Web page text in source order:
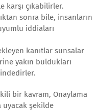
karşı çıkabilirler.
sonra bile, insanların
iddiaları
kanıtlar sunsalar
yakın buldukları
bir kavram, Onaylama
uyacak şekilde